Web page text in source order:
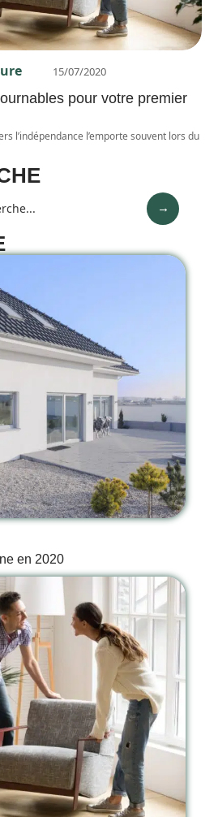
15/07/2020
pour votre premier
l’indépendance l’emporte souvent lors du
en 2020